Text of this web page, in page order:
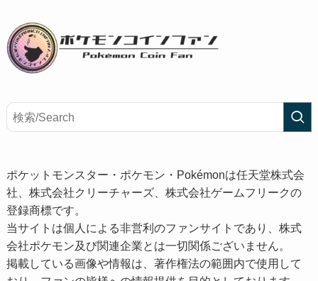
ポケットモンスター・ポケモン・Pokémonは任天堂株式会
社、株式会社クリーチャーズ、株式会社ゲームフリークの
登録商標です。
当サイトは個人による非営利のファンサイトであり、株式
会社ポケモン及び関連企業とは一切関係ございません。
掲載している画像や情報は、著作権法の範囲内で使用して